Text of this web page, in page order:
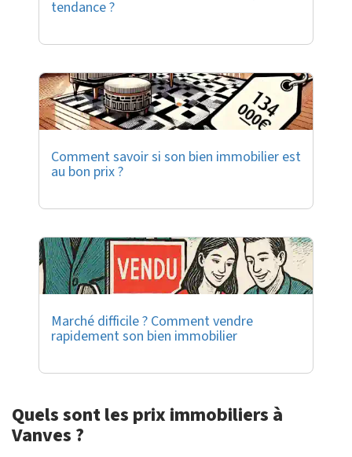
tendance ?
Comment savoir si son bien immobilier est
au bon prix ?
Marché difficile ? Comment vendre
rapidement son bien immobilier
Quels sont les prix immobiliers à
Vanves ?